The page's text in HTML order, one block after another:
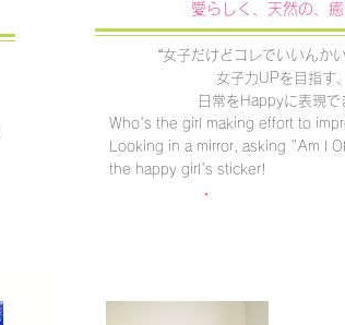
“女子だけどコレでいいんか
女子力UPを目指す
日常をHappyに表現で
Who's the girl making effort to
Looking in a mirror, asking "Am I
the happy girl's sticker!
愛らしく、天然の、